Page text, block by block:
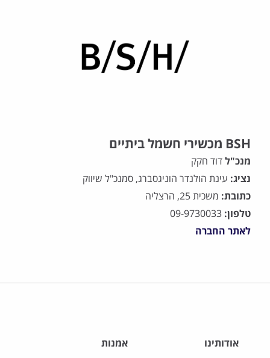
BSH מכשירי חשמל ביתיים
מנכ"ל דוד חקק
נציג: עינת הולנדר הוניגסברג, סמנכ"ל שיווק
כתובת: משכית 25, הרצליה
טלפון: 09-9730033
לאתר החברה
אודותינו אמנות